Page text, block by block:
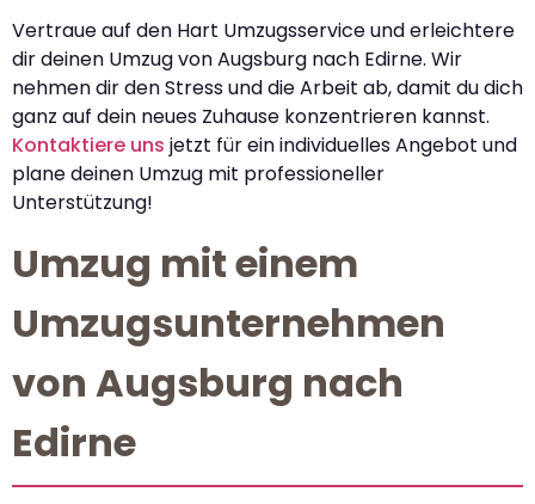
Vertraue auf den Hart Umzugsservice und erleichtere
dir deinen Umzug von Augsburg nach Edirne. Wir
nehmen dir den Stress und die Arbeit ab, damit du dich
ganz auf dein neues Zuhause konzentrieren kannst.
Kontaktiere uns jetzt für ein individuelles Angebot und
plane deinen Umzug mit professioneller
Unterstützung!
Umzug mit einem
Umzugsunternehmen
von Augsburg nach
Edirne